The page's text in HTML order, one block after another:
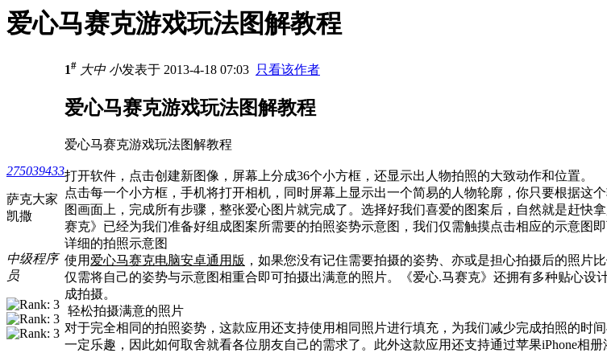
爱心马赛克游戏玩法图解教程
275039433
萨克大家
凯撒
中级程序
员
1# 大中 小发表于 2013-4-18 07:03 只看该作者
爱心马赛克游戏玩法图解教程
爱心马赛克游戏玩法图解教程
打开软件，点击创建新图像，屏幕上分成36个小方框，还显示出人物拍照的大致动作和位置。
点击每一个小方框，手机将打开相机，同时屏幕上显示出一个简易的人物轮廓，你只要根据
图画面上，完成所有步骤，整张爱心图片就完成了。 选择好我们喜爱的图案后，自然就是赶快
赛克》已经为我们准备好组成图案所需要的拍照姿势示意图，我们仅需触摸点击相应的示意图
详细的拍照示意图
使用 爱心马赛克电脑安卓通用版 ，如果您没有记住需要拍摄的姿势、亦或是担心拍摄后的照片
仅需将自己的姿势与示意图相重合即可拍摄出满意的照片。《爱心.马赛克》还拥有多种贴心
成拍摄。
轻松拍摄满意的照片
对于完全相同的拍照姿势，这款应用还支持使用相同照片进行填充，为我们减少完成拍照的
一定乐趣，因此如何取舍就看各位朋友自己的需求了。此外这款应用还支持通过苹果iPhone相